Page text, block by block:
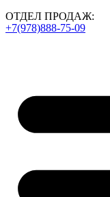
ОТДЕЛ ПРОДАЖ:
+7(978)888-75-09